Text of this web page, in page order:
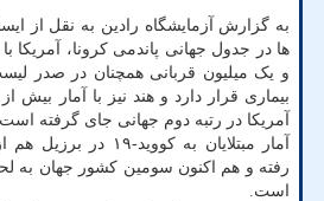
به گزارش آزمایشگاه رادین به نقل از
و یک میلیون قربانی همچنان در صدر
آمریکا در رتبه دوم جهانی جای گرفته است.
رفته و هم اکنون سومین کشور جهان به
است.